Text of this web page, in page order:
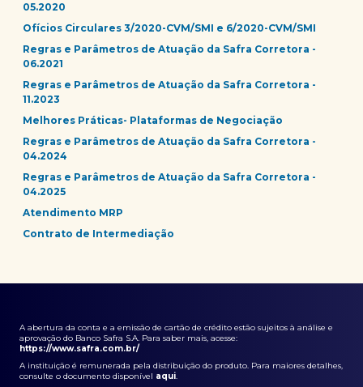
05.2020
Ofícios Circulares 3/2020-CVM/SMI e 6/2020-CVM/SMI
Regras e Parâmetros de Atuação da Safra Corretora -
06.2021
Regras e Parâmetros de Atuação da Safra Corretora -
11.2023
Melhores Práticas- Plataformas de Negociação
Regras e Parâmetros de Atuação da Safra Corretora -
04.2024
Regras e Parâmetros de Atuação da Safra Corretora -
04.2025
Atendimento MRP
Contrato de Intermediação
A abertura da conta e a emissão de cartão de crédito estão sujeitos à análise e
aprovação do Banco Safra S.A. Para saber mais, acesse:
https://www.safra.com.br/
A instituição é remunerada pela distribuição do produto. Para maiores detalhes,
consulte o documento disponível aqui.